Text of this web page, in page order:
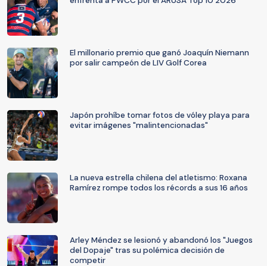
El millonario premio que ganó Joaquín Niemann
por salir campeón de LIV Golf Corea
Japón prohíbe tomar fotos de vóley playa para
evitar imágenes "malintencionadas"
La nueva estrella chilena del atletismo: Roxana
Ramírez rompe todos los récords a sus 16 años
Arley Méndez se lesionó y abandonó los "Juegos
del Dopaje" tras su polémica decisión de
competir